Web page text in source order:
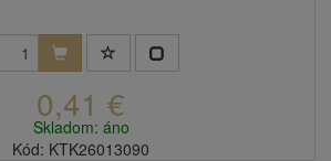
0,41 €
Skladom: áno
Kód: KTK26013090